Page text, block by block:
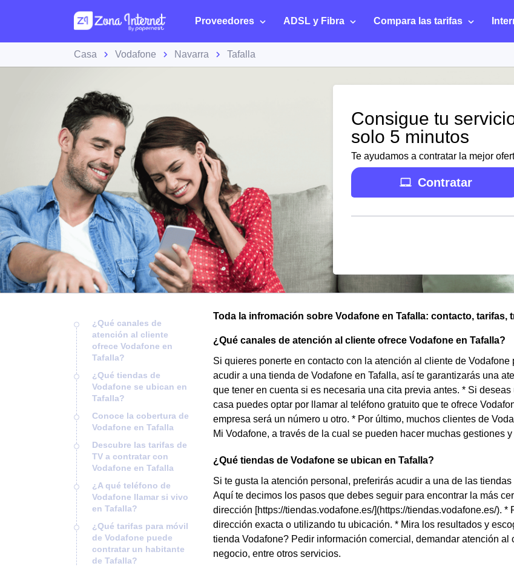
Proveedores ADSL y Fibra Compara las tarifas
Casa Vodafone Navarra Tafalla
Consigue tu
solo 5 minutos
Te ayudamos a contratar la mejor
Contratar
¿Qué canales de
atención al cliente
ofrece Vodafone en
Tafalla?
¿Qué tiendas de
Vodafone se ubican en
Tafalla?
Conoce la cobertura de
Vodafone en Tafalla
Descubre las tarifas de
TV a contratar con
Vodafone en Tafalla
¿A qué teléfono de
Vodafone llamar si vivo
en Tafalla?
¿Qué tarifas para móvil
de Vodafone puede
contratar un habitante
de Tafalla?
Toda la infromación sobre Vodafone en Tafalla: contacto, tarifas,
¿Qué canales de atención al cliente ofrece Vodafone en Tafalla?
Si quieres ponerte en contacto con la atención al cliente de
acudir a una tienda de Vodafone en Tafalla, así te garantizarás una
que tener en cuenta si es necesaria una cita previa antes. * Si
casa puedes optar por llamar al teléfono gratuito que te ofrece
empresa será un número u otro. * Por último, muchos clientes de
Mi Vodafone, a través de la cual se pueden hacer muchas gestiones
¿Qué tiendas de Vodafone se ubican en Tafalla?
Si te gusta la atención personal, preferirás acudir a una de las
Aquí te decimos los pasos que debes seguir para encontrar la más
dirección [https://tiendas.vodafone.es/](https://tiendas.vodafone.es/).
dirección exacta o utilizando tu ubicación. * Mira los resultados y
tienda Vodafone? Pedir información comercial, demandar atención
negocio, entre otros servicios.